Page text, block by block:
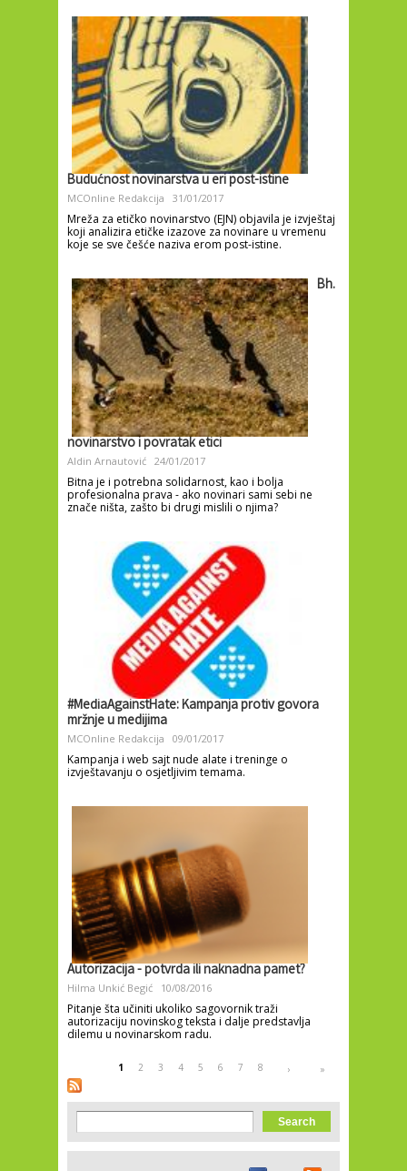
Budućnost novinarstva u eri post-istine
MCOnline Redakcija 31/01/2017
Mreža za etičko novinarstvo (EJN) objavila je izvještaj
koji analizira etičke izazove za novinare u vremenu
koje se sve češće naziva erom post-istine.
Bh.
novinarstvo i povratak etici
Aldin Arnautović 24/01/2017
Bitna je i potrebna solidarnost, kao i bolja
profesionalna prava - ako novinari sami sebi ne
znače ništa, zašto bi drugi mislili o njima?
#MediaAgainstHate: Kampanja protiv govora
mržnje u medijima
MCOnline Redakcija 09/01/2017
Kampanja i web sajt nude alate i treninge o
izvještavanju o osjetljivim temama.
Autorizacija - potvrda ili naknadna pamet?
Hilma Unkić Begić 10/08/2016
Pitanje šta učiniti ukoliko sagovornik traži
autorizaciju novinskog teksta i dalje predstavlja
dilemu u novinarskom radu.
Pages1 2 3 4 5 6 7 8 › »
Search form
Search